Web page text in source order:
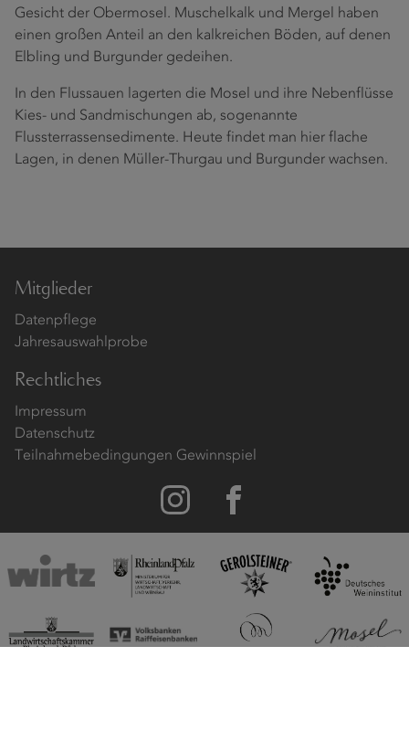
Gesicht der Obermosel. Muschelkalk und Mergel haben
einen großen Anteil an den kalkreichen Böden, auf denen
Elbling und Burgunder gedeihen.
In den Flussauen lagerten die Mosel und ihre Nebenflüsse
Kies- und Sandmischungen ab, sogenannte
Flussterrassensedimente. Heute findet man hier flache
Lagen, in denen Müller-Thurgau und Burgunder wachsen.
Mitglieder
Datenpflege
Jahresauswahlprobe
Rechtliches
Impressum
Datenschutz
Teilnahmebedingungen Gewinnspiel